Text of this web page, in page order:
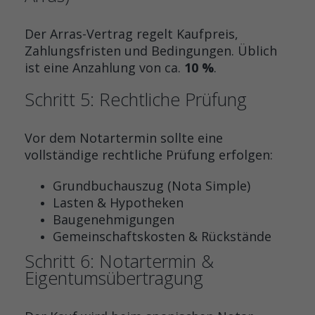
Der Arras-Vertrag regelt Kaufpreis,
Zahlungsfristen und Bedingungen. Üblich
ist eine Anzahlung von ca. 10 %.
Schritt 5: Rechtliche Prüfung
Vor dem Notartermin sollte eine
vollständige rechtliche Prüfung erfolgen:
Grundbuchauszug (Nota Simple)
Lasten & Hypotheken
Baugenehmigungen
Gemeinschaftskosten & Rückstände
Schritt 6: Notartermin &
Eigentumsübertragung